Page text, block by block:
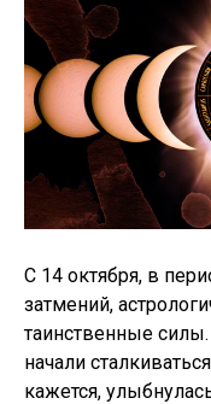
С 14 октября, в
затмений,
таинственные
начали
кажется,